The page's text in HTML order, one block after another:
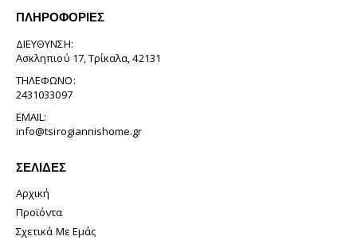
ΠΛΗΡΟΦΟΡΊΕΣ
ΔΙΕΎΘΥΝΣΗ:
Ασκληπιού 17, Τρίκαλα, 42131
ΤΗΛΈΦΩΝΟ:
2431033097
EMAIL:
info@tsirogiannishome.gr
ΣΕΛΊΔΕΣ
Αρχική
Προϊόντα
Σχετικά Με Εμάς